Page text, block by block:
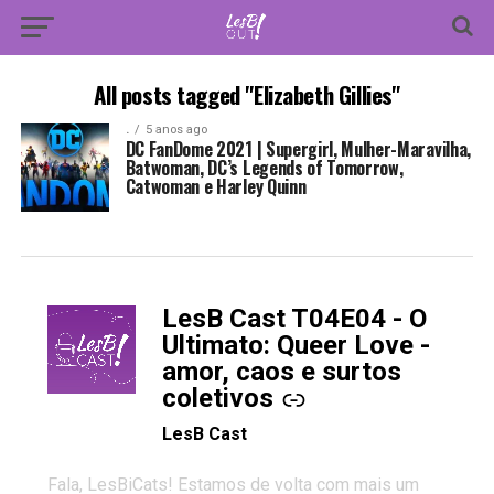
All posts tagged "Elizabeth Gillies"
. 5 anos ago
DC FanDome 2021 | Supergirl, Mulher-Maravilha,
Batwoman, DC’s Legends of Tomorrow,
Catwoman e Harley Quinn
LesB Cast T04E04 - O
Ultimato: Queer Love -
amor, caos e surtos
coletivos
-
LesB Cast
Fala, LesBiCats! Estamos de volta com mais um